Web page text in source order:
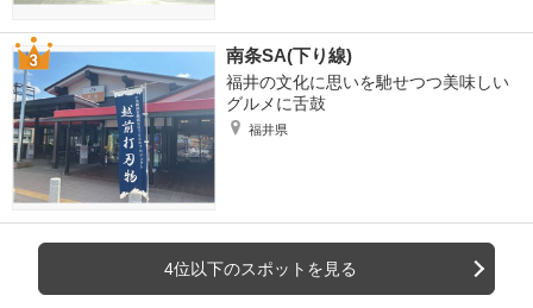
南条SA(下り線)
福井の文化に思いを馳せつつ美味しい
グルメに舌鼓
福井県
4位以下のスポットを見る